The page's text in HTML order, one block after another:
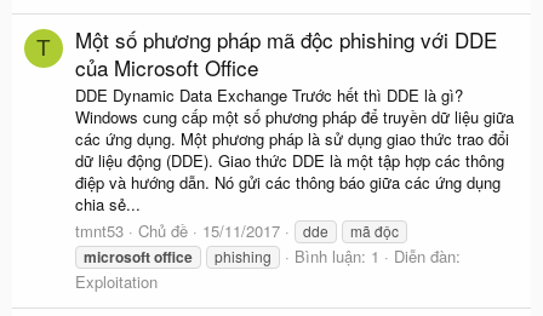
T
Một số phương pháp mã độc phishing với DDE
của Microsoft Office
DDE Dynamic Data Exchange Trước hết thì DDE là gì?
Windows cung cấp một số phương pháp để truyền dữ liệu giữa
các ứng dụng. Một phương pháp là sử dụng giao thức trao đổi
dữ liệu động (DDE). Giao thức DDE là một tập hợp các thông
điệp và hướng dẫn. Nó gửi các thông báo giữa các ứng dụng
chia sẻ...
tmnt53
Chủ đề 15/11/2017 dde mã độc
microsoftoffice phishing Bình luận: 1
Diễn đàn:
Exploitation